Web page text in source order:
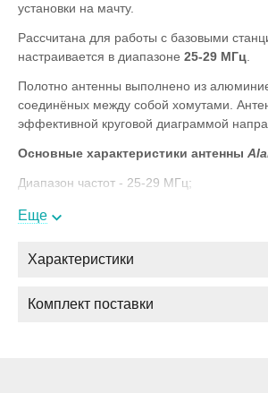
установки на мачту.
Рассчитана для работы с базовыми
настраивается в диапазоне 25-29 МГц
Полотно антенны выполнено из
соединёных между собой хомутами.
эффективной круговой диаграммой
Основные характеристики антенны
Диапазон частот - 25-29 МГц;
Тип антенны - 5/8;
КСВ не более - 1.2:1;
Высота - 5,75м;
Еще
Характеристики
Комплект поставки